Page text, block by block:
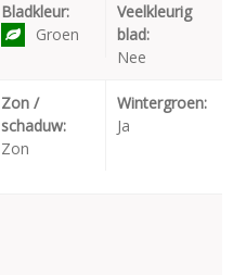
Bladkleur:
Groen
Veelkleurig
blad:
Nee
Zon /
schaduw:
Zon
Wintergroen:
Ja